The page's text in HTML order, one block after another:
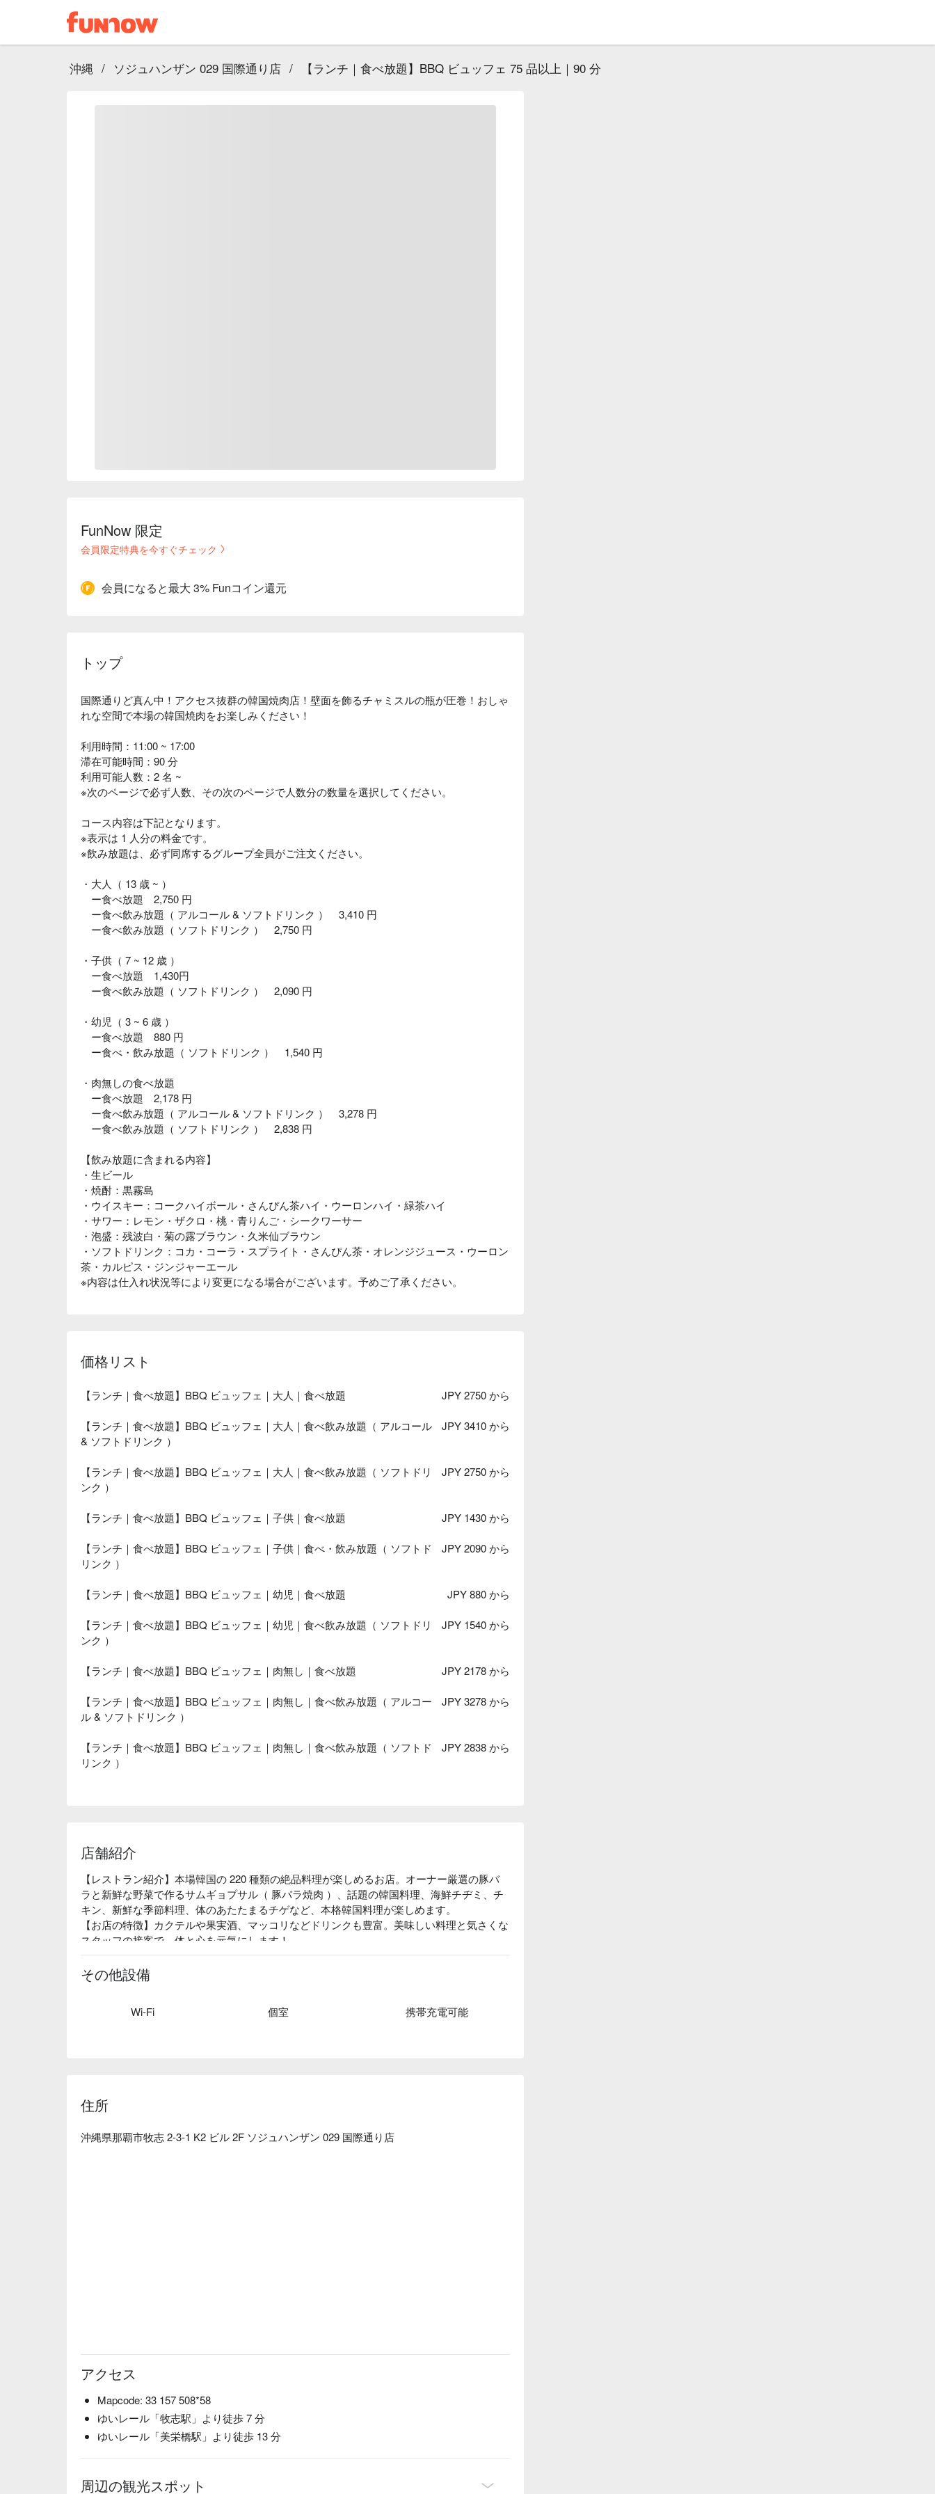
沖縄 / ソジュハンザン 029 国際通り店 / 【ランチ｜食べ放題】BBQ ビュッフェ 75 品以上｜90 分
FunNow 限定
会員限定特典を今すぐチェック
会員になると最大 3% Funコイン還元
トップ
国際通りど真ん中！アクセス抜群の韓国焼肉店！壁面を飾るチャミスルの瓶が圧巻！おしゃ
れな空間で本場の韓国焼肉をお楽しみください！
利用時間：11:00 ~ 17:00
滞在可能時間：90 分
利用可能人数：2 名 ~
※次のページで必ず人数、その次のページで人数分の数量を選択してください。
コース内容は下記となります。
※表示は 1 人分の料金です。
※飲み放題は、必ず同席するグループ全員がご注文ください。
・大人（ 13 歳 ~ ）
ー食べ放題 2,750 円
ー食べ飲み放題（ アルコール & ソフトドリンク ） 3,410 円
ー食べ飲み放題（ ソフトドリンク ） 2,750 円
・子供（ 7 ~ 12 歳 ）
ー食べ放題 1,430円
ー食べ飲み放題（ ソフトドリンク ） 2,090 円
・幼児（ 3 ~ 6 歳 ）
ー食べ放題 880 円
ー食べ・飲み放題（ ソフトドリンク ） 1,540 円
・肉無しの食べ放題
ー食べ放題 2,178 円
ー食べ飲み放題（ アルコール & ソフトドリンク ） 3,278 円
ー食べ飲み放題（ ソフトドリンク ） 2,838 円
【飲み放題に含まれる内容】
・生ビール
・焼酎：黒霧島
・ウイスキー：コークハイボール・さんぴん茶ハイ・ウーロンハイ・緑茶ハイ
・サワー：レモン・ザクロ・桃・青りんご・シークワーサー
・泡盛：残波白・菊の露ブラウン・久米仙ブラウン
・ソフトドリンク：コカ・コーラ・スプライト・さんぴん茶・オレンジジュース・ウーロン
茶・カルピス・ジンジャーエール
※内容は仕入れ状況等により変更になる場合がございます。予めご了承ください。
価格リスト
【ランチ｜食べ放題】BBQ ビュッフェ｜大人｜食べ放題 JPY 2750 から
【ランチ｜食べ放題】BBQ ビュッフェ｜大人｜食べ飲み放題（ アルコール
& ソフトドリンク ）
JPY 3410 から
【ランチ｜食べ放題】BBQ ビュッフェ｜大人｜食べ飲み放題（ ソフトドリ
ンク ）
JPY 2750 から
【ランチ｜食べ放題】BBQ ビュッフェ｜子供｜食べ放題 JPY 1430 から
【ランチ｜食べ放題】BBQ ビュッフェ｜子供｜食べ・飲み放題（ ソフトド
リンク ）
JPY 2090 から
【ランチ｜食べ放題】BBQ ビュッフェ｜幼児｜食べ放題 JPY 880 から
【ランチ｜食べ放題】BBQ ビュッフェ｜幼児｜食べ飲み放題（ ソフトドリ
ンク ）
JPY 1540 から
【ランチ｜食べ放題】BBQ ビュッフェ｜肉無し｜食べ放題 JPY 2178 から
【ランチ｜食べ放題】BBQ ビュッフェ｜肉無し｜食べ飲み放題（ アルコー
ル & ソフトドリンク ）
JPY 3278 から
【ランチ｜食べ放題】BBQ ビュッフェ｜肉無し｜食べ飲み放題（ ソフトド
リンク ）
JPY 2838 から
店舗紹介
【レストラン紹介】本場韓国の 220 種類の絶品料理が楽しめるお店。オーナー厳選の豚バ
ラと新鮮な野菜で作るサムギョプサル（ 豚バラ焼肉 ）、話題の韓国料理、海鮮チヂミ、チ
キン、新鮮な季節料理、体のあたたまるチゲなど、本格韓国料理が楽しめます。
【お店の特徴】カクテルや果実酒、マッコリなどドリンクも豊富。美味しい料理と気さくな
スタッフの接客で、体と心を元気にします！
【ロケーション】国際通りの新名所「 のれん街 」の隣に位置し、マクドナルドの 2F にあ
る本格韓国焼肉店です。
その他設備
Wi-Fi 個室 携帯充電可能
住所
沖縄県那覇市牧志 2-3-1 K2 ビル 2F ソジュハンザン 029 国際通り店
アクセス
Mapcode: 33 157 508*58
ゆいレール「牧志駅」より徒歩 7 分
ゆいレール「美栄橋駅」より徒歩 13 分
周辺の観光スポット